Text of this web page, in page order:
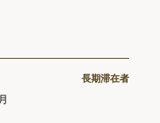
長期滞在者